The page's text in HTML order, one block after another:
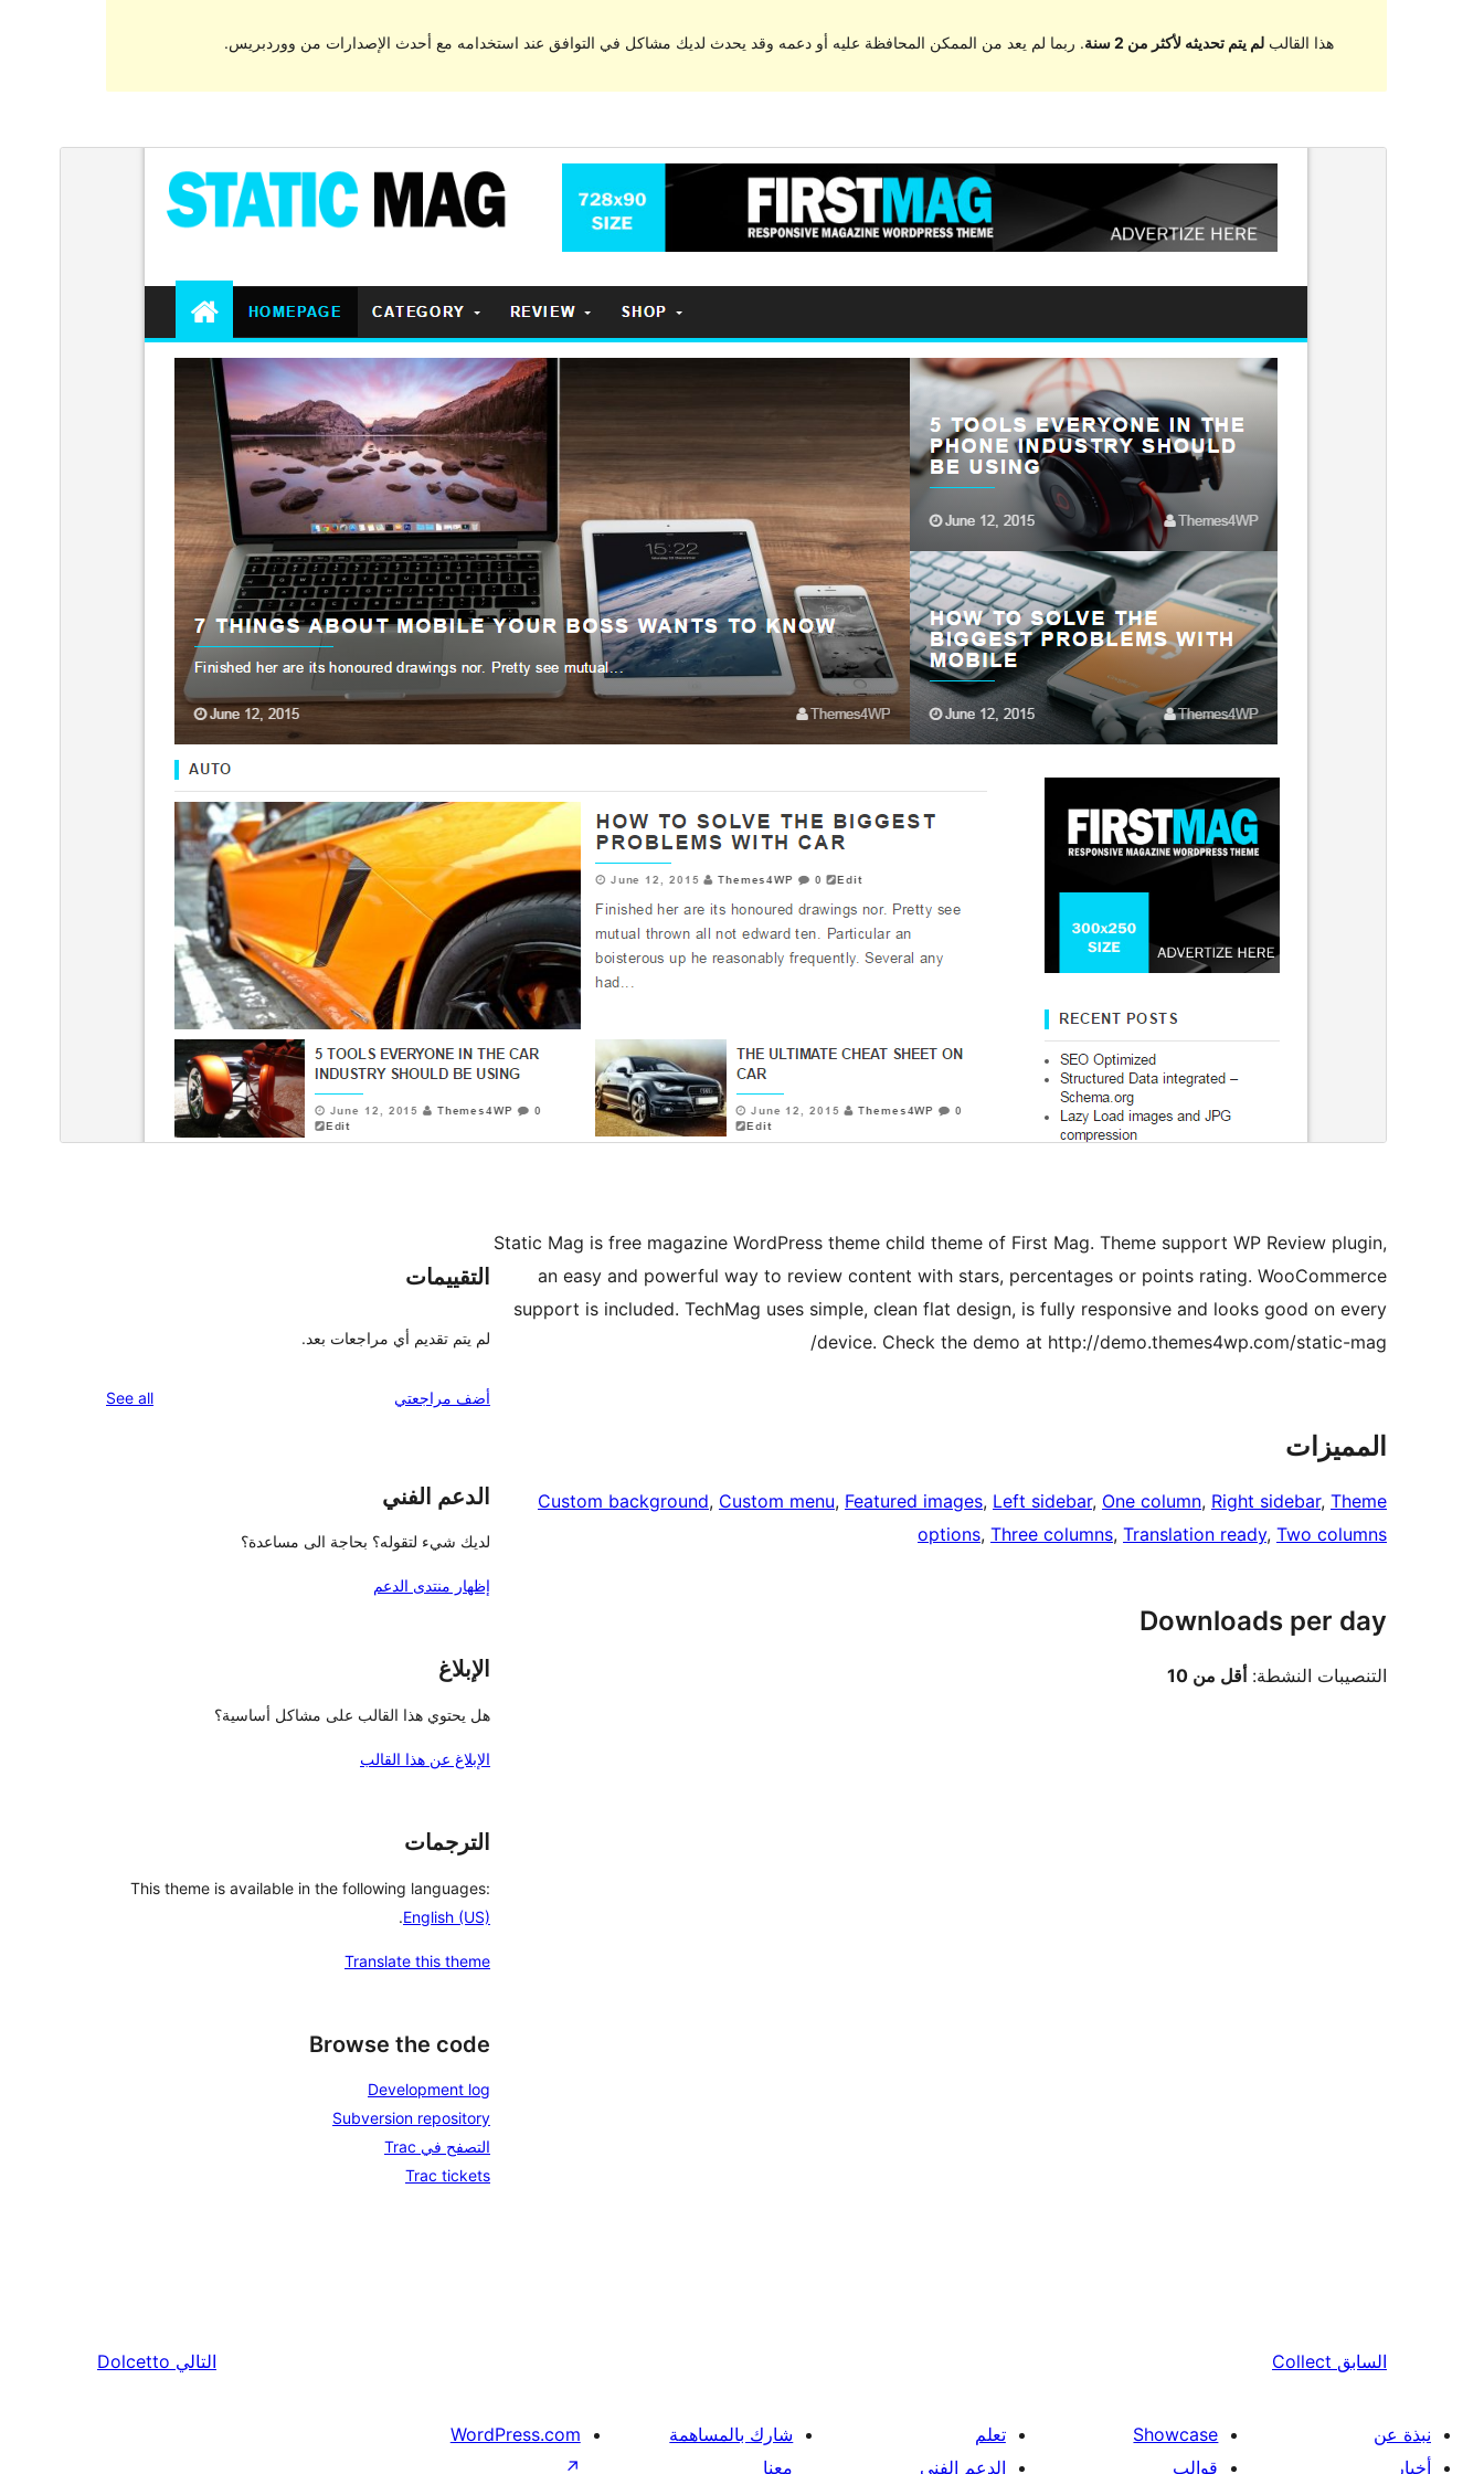
هذا القالبلم يتم تحديثه لأكثر من 2 سنة . ربما لم يعد من الممكن المحافظة عليه أو دعمه وقد يحدث لديك مشاكل في التوافق عند استخدامه مع أحدث الإصدارات من ووردبريس.
هذا قالب فرعي منFirst Mag
.
النسخة
Active installations
أقل من 10
Theme homepage
Static Mag is free magazine WordPress theme child theme of First Mag. Theme support WP Review plugin,
an easy and powerful way to review content with stars, percentages or points rating. WooCommerce
support is included. TechMag uses simple, clean flat design, is fully responsive and looks good on every
device. Check the demo at http://demo.themes4wp.com/static-mag/
المميزات
Custom background, Custom menu, Featured images, Left sidebar, One column, Right sidebar, Theme
options, Three columns, Translation ready, Two columns
Downloads per day
التنصيبات النشطة: أقل من 10
التقييمات
لم يتم تقديم أي مراجعات بعد.
أضف مراجعتي See all
الدعم الفني
لديك شيء لتقوله؟ بحاجة الى مساعدة؟
إظهار منتدى الدعم
الإبلاغ
هل يحتوي هذا القالب على مشاكل أساسية؟
الإبلاغ عن هذا القالب
الترجمات
This theme is available in the following languages:
English (US)
.
Translate this theme
Browse the code
Development log
Subversion repository
التصفح في Trac
Trac tickets
السابق Collect التالي Dolcetto
نبذة عن
أخبار
Showcase
قوالب
تعلم
الدعم الفني
شارك بالمساهمة
معنا
WordPress.com
↗